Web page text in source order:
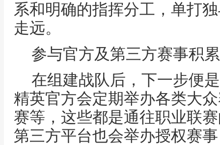
系和明确的指挥分工，单打
走远。
参与官方及第三方赛事积
在组建战队后，下一步便
精英官方会定期举办各类大
赛等，这些都是通往职业联
第三方平台也会举办授权赛